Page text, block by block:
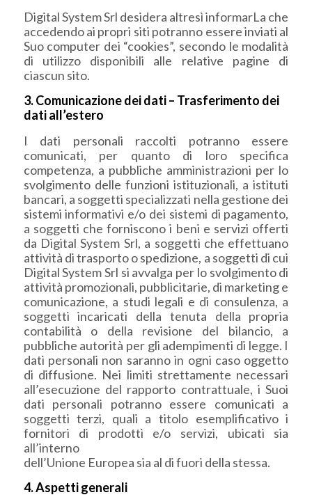
Digital System Srl desidera altresì informarLa che
accedendo ai propri siti potranno essere inviati al
Suo computer dei “cookies”, secondo le modalità
di utilizzo disponibili alle relative pagine di
ciascun sito.
3. Comunicazione dei dati – Trasferimento dei
dati all’estero
I dati personali raccolti potranno essere
comunicati, per quanto di loro specifica
competenza, a pubbliche amministrazioni per lo
svolgimento delle funzioni istituzionali, a istituti
bancari, a soggetti specializzati nella gestione dei
sistemi informativi e/o dei sistemi di pagamento,
a soggetti che forniscono i beni e servizi offerti
da Digital System Srl, a soggetti che effettuano
attività di trasporto o spedizione, a soggetti di cui
Digital System Srl si avvalga per lo svolgimento di
attività promozionali, pubblicitarie, di marketing e
comunicazione, a studi legali e di consulenza, a
soggetti incaricati della tenuta della propria
contabilità o della revisione del bilancio, a
pubbliche autorità per gli adempimenti di legge. I
dati personali non saranno in ogni caso oggetto
di diffusione. Nei limiti strettamente necessari
all’esecuzione del rapporto contrattuale, i Suoi
dati personali potranno essere comunicati a
soggetti terzi, quali a titolo esemplificativo i
fornitori di prodotti e/o servizi, ubicati sia
all’interno
dell’Unione Europea sia al di fuori della stessa.
4. Aspetti generali